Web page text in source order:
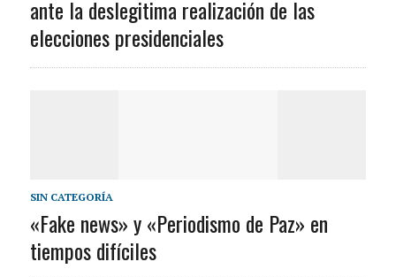
ante la deslegitima realización de las
elecciones presidenciales
SIN CATEGORÍA
«Fake news» y «Periodismo de Paz» en
tiempos difíciles